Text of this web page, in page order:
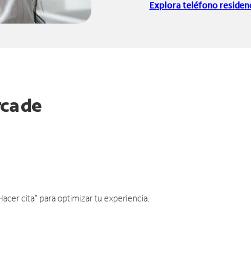
Explora teléfono
de
cita" para optimizar tu experiencia.